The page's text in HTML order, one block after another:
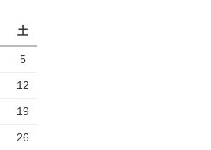
土
5
12
19
26